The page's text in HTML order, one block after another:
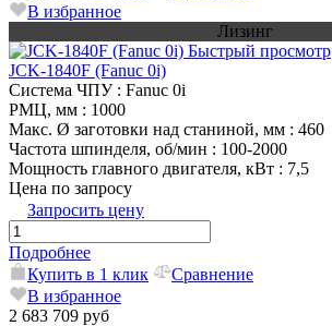
В избранное
Лизинг
Быстрый просмотр
JCK-1840F (Fanuc 0i)
Система ЧПУ: Fanuc 0i
РМЦ, мм : 1000
Макс. Ø заготовки над станиной, мм : 460
Частота шпинделя, об/мин : 100-2000
Мощность главного двигателя, кВт : 7,5
Цена по запросу
Запросить цену
Подробнее
Купить в 1 клик
Сравнение
В избранное
2 683 709 руб